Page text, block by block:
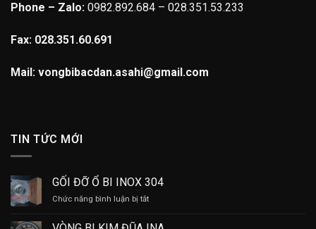
Phone – Zalo: 0982.892.684 – 028.351.53.233
Fax: 028.351.60.691
Mail: vongbibacdan.asahi@gmail.com
TIN TỨC MỚI
GỐI ĐỠ Ổ BI INOX 304
Chức năng bình luận bị tắtở
ĐỠ